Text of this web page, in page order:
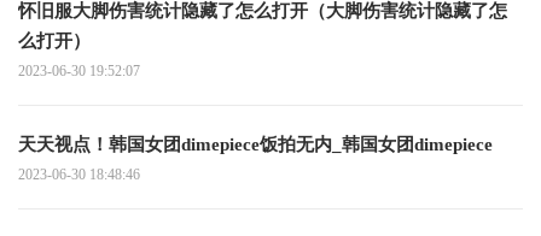
怀旧服大脚伤害统计隐藏了怎么打开（大脚伤害统计隐藏了怎
么打开）
2023-06-30 19:52:07
天天视点！韩国女团dimepiece饭拍无内_韩国女团dimepiece
2023-06-30 18:48:46